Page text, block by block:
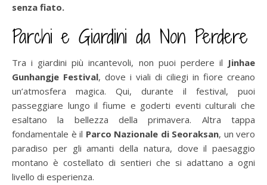
senza fiato.
Parchi e Giardini da Non Perdere
Tra i giardini più incantevoli, non puoi perdere il Jinhae
Gunhangje Festival, dove i viali di ciliegi in fiore creano
un’atmosfera magica. Qui, durante il festival, puoi
passeggiare lungo il fiume e goderti eventi culturali che
esaltano la bellezza della primavera. Altra tappa
fondamentale è il Parco Nazionale di Seoraksan, un vero
paradiso per gli amanti della natura, dove il paesaggio
montano è costellato di sentieri che si adattano a ogni
livello di esperienza.